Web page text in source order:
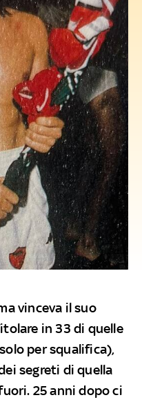
vinceva il suo
in 33 di quelle
per squalifica),
segreti di quella
25 anni dopo ci